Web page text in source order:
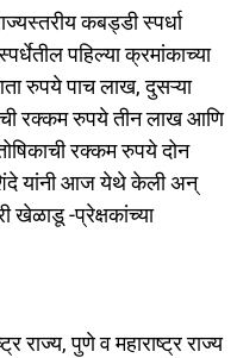
कबड्डी स्पर्धा
पहिल्या क्रमांकाच्या
रुपये पाच लाख, दुसऱ्या
रक्कम रुपये तीन लाख आणि
रक्कम रुपये दोन
यांनी आज येथे केली अन्
खेळाडू -प्रेक्षकांच्या
राज्य, पुणे व महाराष्ट्र राज्य